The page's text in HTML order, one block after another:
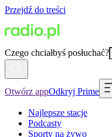
Przejdź do treści
Czego chciałbyś posłuchać?
Otwórz appOdkryj Prime
Najlepsze stacje
Podcasty
Sporty na żywo